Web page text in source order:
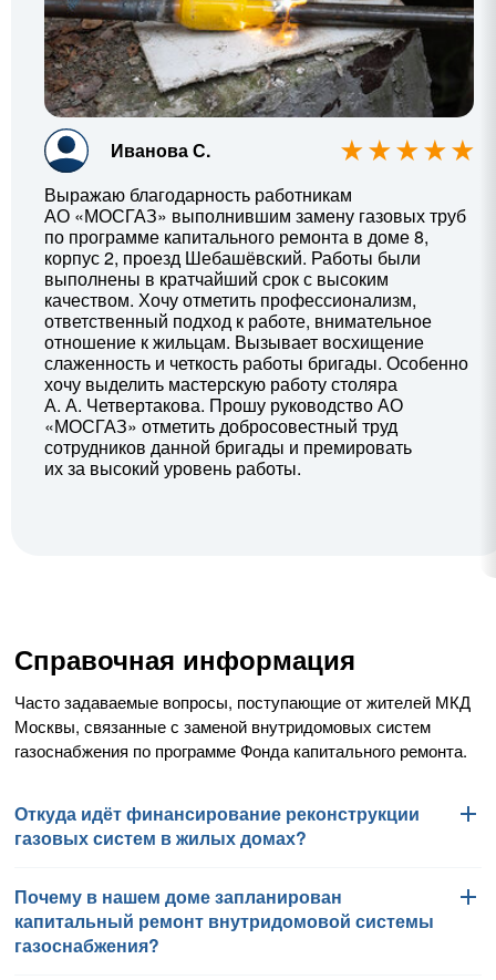
Иванова С.
Выражаю благодарность работникам
АО «МОСГАЗ» выполнившим замену газовых труб
по программе капитального ремонта в доме 8,
корпус 2, проезд Шебашёвский. Работы были
выполнены в кратчайший срок с высоким
качеством. Хочу отметить профессионализм,
ответственный подход к работе, внимательное
отношение к жильцам. Вызывает восхищение
слаженность и четкость работы бригады. Особенно
хочу выделить мастерскую работу столяра
А. А. Четвертакова. Прошу руководство АО
«МОСГАЗ» отметить добросовестный труд
сотрудников данной бригады и премировать
их за высокий уровень работы.
Справочная информация
Часто задаваемые вопросы, поступающие от жителей МКД
Москвы, связанные с заменой внутридомовых систем
газоснабжения по программе Фонда капитального ремонта.
Откуда идёт финансирование реконструкции
газовых систем в жилых домах?
Работы по замене внутридомовых систем газоснабжения
финансируются Фондом капитального ремонта
многоквартирных домов города Москвы в соответствии
Почему в нашем доме запланирован
капитальный ремонт внутридомовой системы
газоснабжения?